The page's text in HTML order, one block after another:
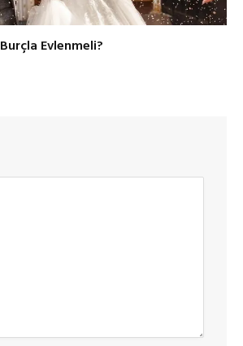
Evlenmeli?